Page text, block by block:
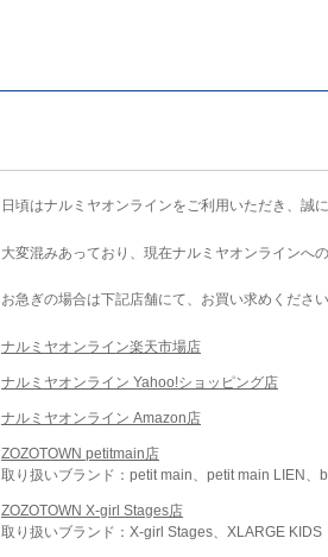
日頃はナルミヤオンラインをご利用いただき、誠
大変混みあっており、現在ナルミヤオンラインへ
お急ぎの場合は下記店舗にて、お買い求めください
ナルミヤオンライン楽天市場店
ナルミヤオンライン Yahoo!ショッピング店
ナルミヤオンライン Amazon店
ZOZOTOWN petitmain店
取り扱いブランド：petit main、petit main LIEN、
ZOZOTOWN X-girl Stages店
取り扱いブランド：X-girl Stages、XLARGE KIDS